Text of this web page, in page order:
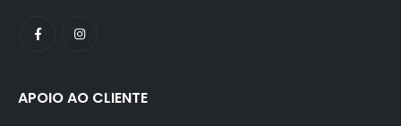
APOIO AO CLIENTE